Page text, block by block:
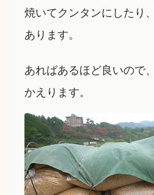
焼いてクンタンにしたり
あります。
あればあるほど良いので
かえります。